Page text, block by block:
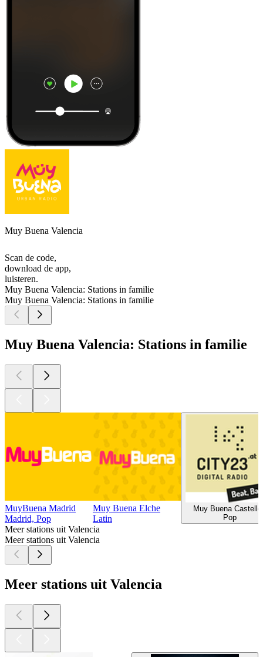
Muy Buena Valencia
Scan de code,
download de app,
luisteren.
Muy Buena Valencia: Stations in familie
Muy Buena Valencia: Stations in familie
Muy Buena Valencia: Stations in familie
MuyBuena Madrid
Madrid, Pop
Muy Buena Elche
Latin
Muy Buena
Pop
Meer stations uit Valencia
Meer stations uit Valencia
Meer stations uit Valencia